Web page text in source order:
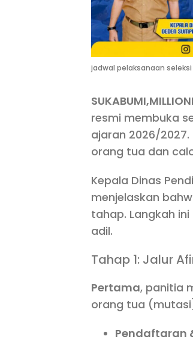
jadwal pelaksanaan
resmi membuka
ajaran 2026/
orang tua dan
Kepala Dinas
menjelaskan
tahap. Langkah
adil.
Tahap 1: Jalur
Pertama, panitia
orang tua
Pendaftaran